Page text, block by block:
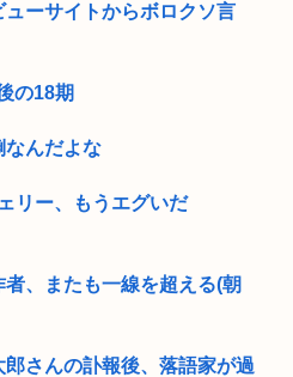
ーサイトからボロクソ言
の18期
なんだよな
リー、もうエグいだ
者、またも一線を超える(朝
郎さんの訃報後、落語家が過